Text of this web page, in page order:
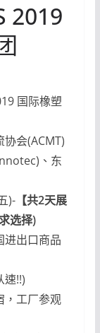
2019
国际橡塑
会(ACMT)
、东
)-【共2天展
选择)
进出口商品
速!!)
，工厂参观